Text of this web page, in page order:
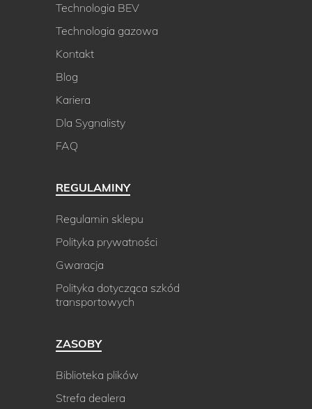
Technologia BEV
Technologia gazowa
Kontakt
Blog
Kariera
Dla Sygnalisty
FAQ
REGULAMINY
Regulamin sklepu
Polityka prywatności
Gwaracja
Polityka dotycząca szkód
transportowych
ZASOBY
Biblioteka plików
Strefa dealera